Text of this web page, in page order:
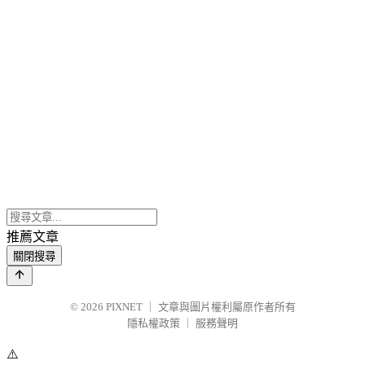
推薦文章
關閉搜尋
© 2026 PIXNET
文章與圖片權利屬原作者所有
隱私權政策
服務聲明
⚠️